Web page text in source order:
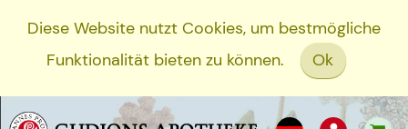
Diese Website nutzt Cookies, um bestmögliche
Funktionalität bieten zu können.
Ok